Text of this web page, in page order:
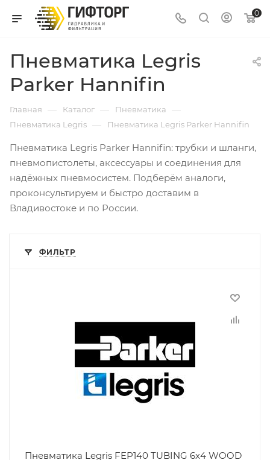
0
Пневматика Legris
Parker Hannifin
Главная — Каталог — Пневматика —
Пневматика Legris — Пневматика Legris Parker Hannifin
Пневматика Legris Parker Hannifin: трубки и шланги,
пневмопистолеты, аксессуары и соединения для
надёжных пневмосистем. Подберём аналоги,
проконсультируем и быстро доставим в
Владивостоке и по России.
ФИЛЬТР
Пневматика Legris FEP140 TUBING 6x4 WOOD